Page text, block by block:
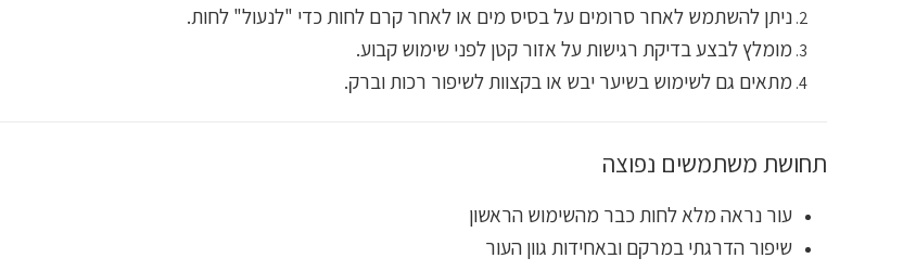
ניתן להשתמש לאחר סרומים על בסיס מים או לאחר קרם לחות כדי "לנעול" לחות.
מומלץ לבצע בדיקת רגישות על אזור קטן לפני שימוש קבוע.
מתאים גם לשימוש בשיער יבש או בקצוות לשיפור רכות וברק.
תחושת משתמשים נפוצה
עור נראה מלא לחות כבר מהשימוש הראשון
שיפור הדרגתי במרקם ובאחידות גוון העור